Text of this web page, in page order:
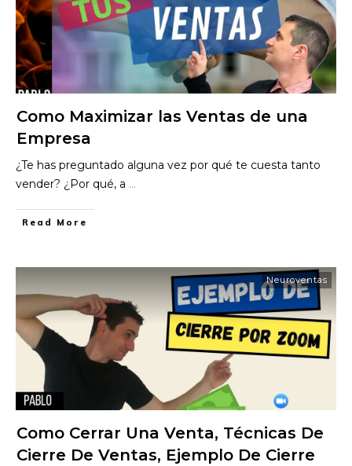
Como Maximizar las Ventas de una
Empresa
¿Te has preguntado alguna vez por qué te cuesta tanto
vender? ¿Por qué, a ...
​Read More
Neuroventas
Como Cerrar Una Venta, Técnicas De
Cierre De Ventas, Ejemplo De Cierre